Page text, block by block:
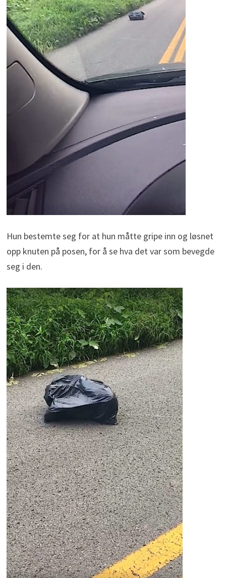
Hun bestemte seg for at hun måtte gripe inn og løsnet
opp knuten på posen, for å se hva det var som bevegde
seg i den.